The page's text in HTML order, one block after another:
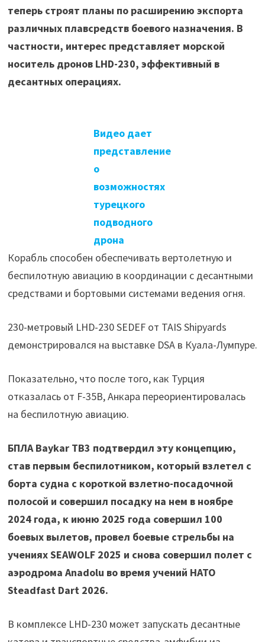
теперь строят планы по расширению экспорта
различных плавсредств боевого назначения. В
частности, интерес представляет морской
носитель дронов LHD-230, эффективный в
десантных операциях.
Видео дает
представление
о
возможностях
турецкого
подводного
дрона
Корабль способен обеспечивать вертолетную и
беспилотную авиацию в координации с десантными
средствами и бортовыми системами ведения огня.
230-метровый LHD-230 SEDEF от TAIS Shipyards
демонстрировался на выставке DSA в Куала-Лумпуре.
Показательно, что после того, как Турция
отказалась от F-35B, Анкара переориентировалась
на беспилотную авиацию.
БПЛА Baykar TB3 подтвердил эту концепцию,
став первым беспилотником, который взлетел с
борта судна с короткой взлетно-посадочной
полосой и совершил посадку на нем в ноябре
2024 года, к июню 2025 года совершил 100
боевых вылетов, провел боевые стрельбы на
учениях SEAWOLF 2025 и снова совершил полет с
аэродрома Anadolu во время учений НАТО
Steadfast Dart 2026.
В комплексе LHD-230 может запускать десантные